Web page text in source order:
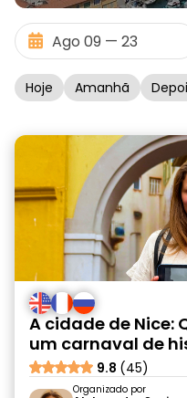
Hoje Amanhã
A cidade de Nice:
um carnaval de
9.8 (45)
Organizado por